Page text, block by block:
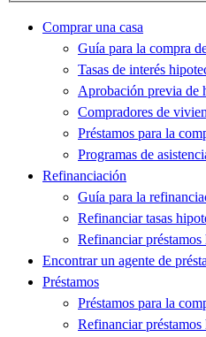
Comprar una casa
Guía para la compra
Tasas de interés
Aprobación previa de
Compradores de
Préstamos para la
Programas de
Refinanciación
Guía para la
Refinanciar tasas
Refinanciar préstamos
Encontrar un agente de
Préstamos
Préstamos para la
Refinanciar préstamos